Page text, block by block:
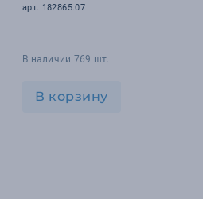
арт. 182865.07
В наличии 769 шт.
В корзину